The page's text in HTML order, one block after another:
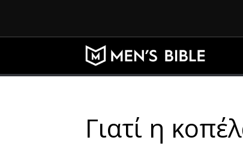
Γιατί η